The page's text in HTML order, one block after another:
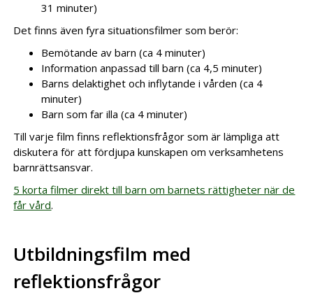
31 minuter)
Det finns även fyra situationsfilmer som berör:
Bemötande av barn (ca 4 minuter)
Information anpassad till barn (ca 4,5 minuter)
Barns delaktighet och inflytande i vården (ca 4
minuter)
Barn som far illa (ca 4 minuter)
Till varje film finns reflektionsfrågor som är lämpliga att
diskutera för att fördjupa kunskapen om verksamhetens
barnrättsansvar.
5 korta filmer direkt till barn om barnets rättigheter när de
får vård.
Utbildningsfilm med
reflektionsfrågor